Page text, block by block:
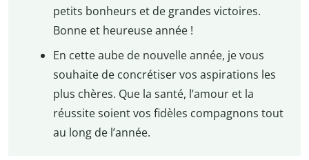
petits bonheurs et de grandes victoires.
Bonne et heureuse année !
En cette aube de nouvelle année, je vous
souhaite de concrétiser vos aspirations les
plus chères. Que la santé, l’amour et la
réussite soient vos fidèles compagnons tout
au long de l’année.